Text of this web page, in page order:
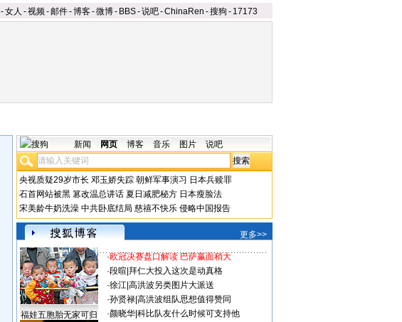
-女人 -视频-邮件-博客-微博- BBS-说吧-ChinaRen -搜狗 - 17173
新闻 网页 博客 音乐 图片 说吧
央视质疑29岁市长 邓玉娇失踪 朝鲜军事演习 日本兵赎罪
石首网站被黑 篡改温总讲话 夏日减肥秘方 日本瘦脸法
宋美龄牛奶洗澡 中共卧底结局 慈禧不快乐 侵略中国报告
更多>>
福娃五胞胎无家可归
·欧冠决赛盘口解读 巴萨赢面稍大
·段暄 拜仁大投入这次是动真格
·徐江| 高洪波另类图片大派送
·孙贤禄| 高洪波组队思想值得赞同
·颜晓华| 科比队友什么时候可支持他